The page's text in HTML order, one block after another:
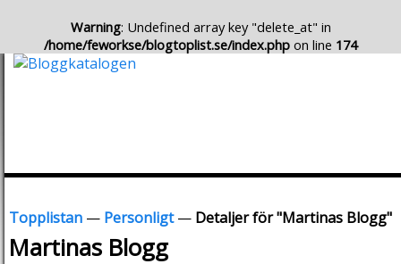
Warning: Undefined array key "delete_at" in
/home/feworkse/blogtoplist.se/index.php on line 174
Topplistan — Personligt— Detaljer för "Martinas Blogg"
Martinas Blogg